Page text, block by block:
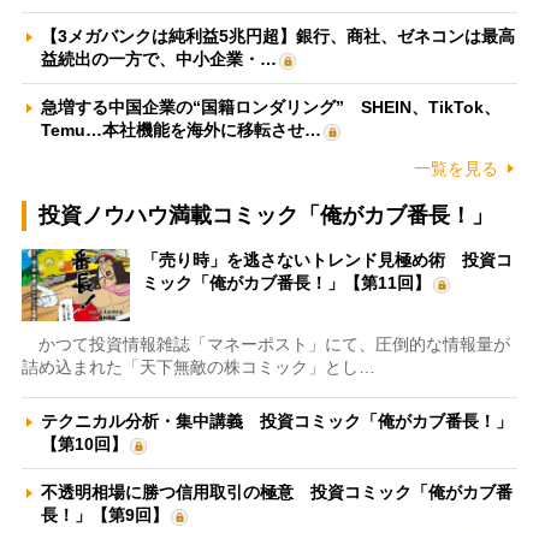
【3メガバンクは純利益5兆円超】銀行、商社、ゼネコンは最高
益続出の一方で、中小企業・…
急増する中国企業の“国籍ロンダリング” SHEIN、TikTok、
Temu…本社機能を海外に移転させ…
一覧を見る
投資ノウハウ満載コミック「俺がカブ番長！」
「売り時」を逃さないトレンド見極め術 投資コ
ミック「俺がカブ番長！」【第11回】
かつて投資情報雑誌「マネーポスト」にて、圧倒的な情報量が
詰め込まれた「天下無敵の株コミック」とし…
テクニカル分析・集中講義 投資コミック「俺がカブ番長！」
【第10回】
不透明相場に勝つ信用取引の極意 投資コミック「俺がカブ番
長！」【第9回】